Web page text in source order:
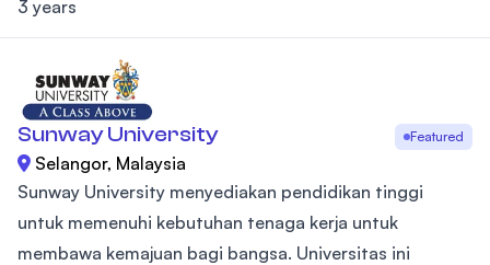
3 years
Sunway University Featured
Selangor, Malaysia
Sunway University menyediakan pendidikan tinggi
untuk memenuhi kebutuhan tenaga kerja untuk
membawa kemajuan bagi bangsa. Universitas ini